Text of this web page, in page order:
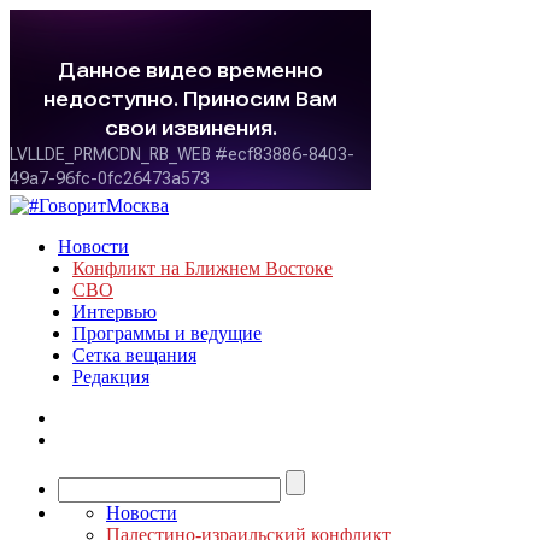
Новости
Конфликт на Ближнем Востоке
СВО
Интервью
Программы и ведущие
Сетка вещания
Редакция
Новости
Палестино-израильский конфликт